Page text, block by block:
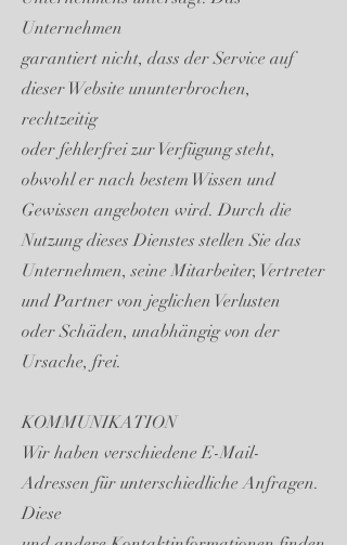
Unternehmen
garantiert nicht, dass der Service auf
dieser Website ununterbrochen,
rechtzeitig
oder fehlerfrei zur Verfügung steht,
obwohl er nach bestem Wissen und
Gewissen angeboten wird. Durch die
Nutzung dieses Dienstes stellen Sie das
Unternehmen, seine Mitarbeiter, Vertreter
und Partner von jeglichen Verlusten
oder Schäden, unabhängig von der
Ursache, frei.
KOMMUNIKATION
Wir haben verschiedene E-Mail-
Adressen für unterschiedliche Anfragen.
Diese